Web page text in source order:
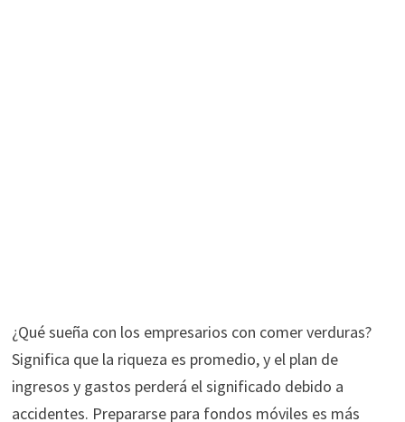
¿Qué sueña con los empresarios con comer verduras?
Significa que la riqueza es promedio, y el plan de
ingresos y gastos perderá el significado debido a
accidentes. Prepararse para fondos móviles es más